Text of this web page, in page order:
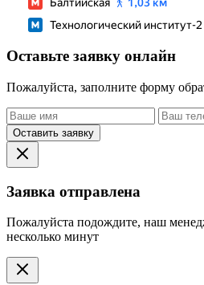
Оставьте заявку онлайн
Пожалуйста, заполните форму
Оставить заявку
Заявка отправлена
Пожалуйста подождите, наш
несколько минут